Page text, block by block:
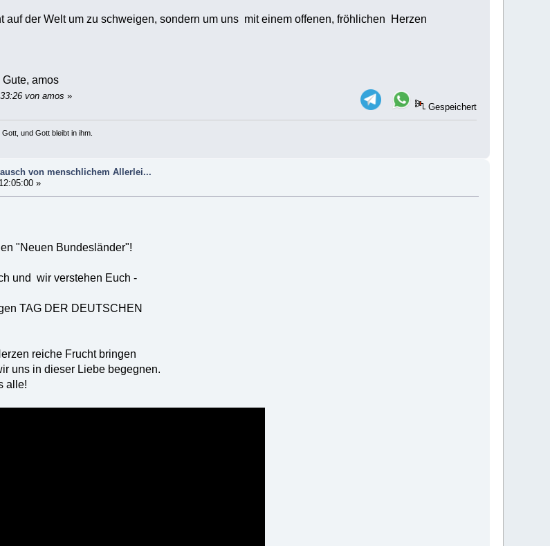
auf der Welt um zu schweigen, sondern um uns mit einem offenen, fröhlichen Herzen
amos
von amos »
Gespeichert
und Gott bleibt in ihm.
von menschlichem Allerlei...
»
"Neuen Bundesländer"!
und wir verstehen Euch -
TAG DER DEUTSCHEN
reiche Frucht bringen
uns in dieser Liebe begegnen.
alle!